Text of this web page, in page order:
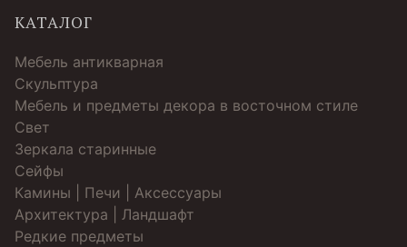
КАТАЛОГ
Мебель антикварная
Скульптура
Мебель и предметы декора в восточном стиле
Свет
Зеркала старинные
Cейфы
Камины | Печи | Аксессуары
Архитектура | Ландшафт
Редкие предметы